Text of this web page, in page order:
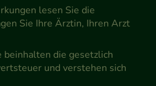
Art und Weise der Nutzung
mit deren Hilfe wir
für Sie optimieren können,
aber auch die
möglichst relevant für Sie
lesen Sie die
Sie Ihre Ärztin, Ihren Arzt
beinhalten die gesetzlich
und verstehen sich